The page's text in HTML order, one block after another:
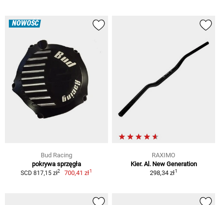
NOWOŚĆ
Bud Racing
pokrywa sprzęgła
SCD 817,15 zł2 700,41 zł1
RAXIMO
Kier. Al. New Generation
298,34 zł1